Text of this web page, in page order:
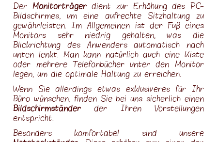
Der Monitorträgerdient zur Erhöhung des PC-
Bildschirmes, um eine aufrechte Sitzhaltung zu
gewährleisten. Im Allgemeinen ist der Fuß eines
Monitors sehr niedrig gehalten, was die
Blickrichtung des Anwenders automatisch nach
unten lenkt. Man kann natürlich auch eine Kiste
oder mehrere Telefonbücher unter den Monitor
legen, um die optimale Haltung zu erreichen.
Wenn Sie allerdings etwas exklusiveres für Ihr
Büro wünschen, finden Sie bei uns sicherlich einen
Bildschirmständer der Ihren Vorstellungen
entspricht.
Besonders komfortabel sind unsere